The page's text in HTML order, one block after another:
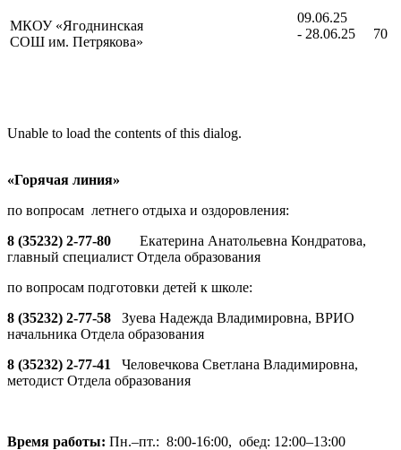
​МКОУ «Ягоднинская
СОШ им. Петрякова»
​09.06.25
- 28.06.25
​70
Unable to load the contents of this dialog.
«Горячая линия»
по вопросам летнего отдыха и оздоровления:
8 (35232) 2-77-80 Екатерина Анатольевна Кондратова,
главный специалист Отдела образования
по вопросам подготовки детей к школе:
8 (35232) 2-77-58 Зуева Надежда Владимировна, ВРИО
начальника Отдела образования
8 (35232) 2-77-41 Человечкова Светлана Владимировна,
методист Отдела образования
Время работы: Пн.–пт.: 8:00-16:00, обед: 12:00–13:00